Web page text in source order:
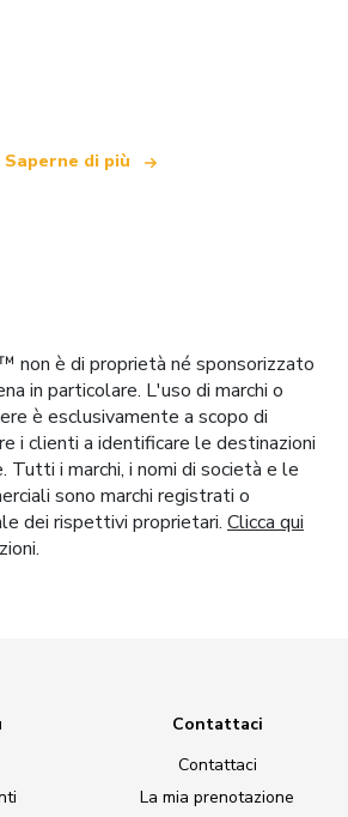
Saperne di più
non è di proprietà né sponsorizzato
in particolare. L'uso di marchi o
è esclusivamente a scopo di
i clienti a identificare le destinazioni
Tutti i marchi, i nomi di società e le
sono marchi registrati o
dei rispettivi proprietari. Clicca qui
Contattaci
Contattaci
La mia prenotazione